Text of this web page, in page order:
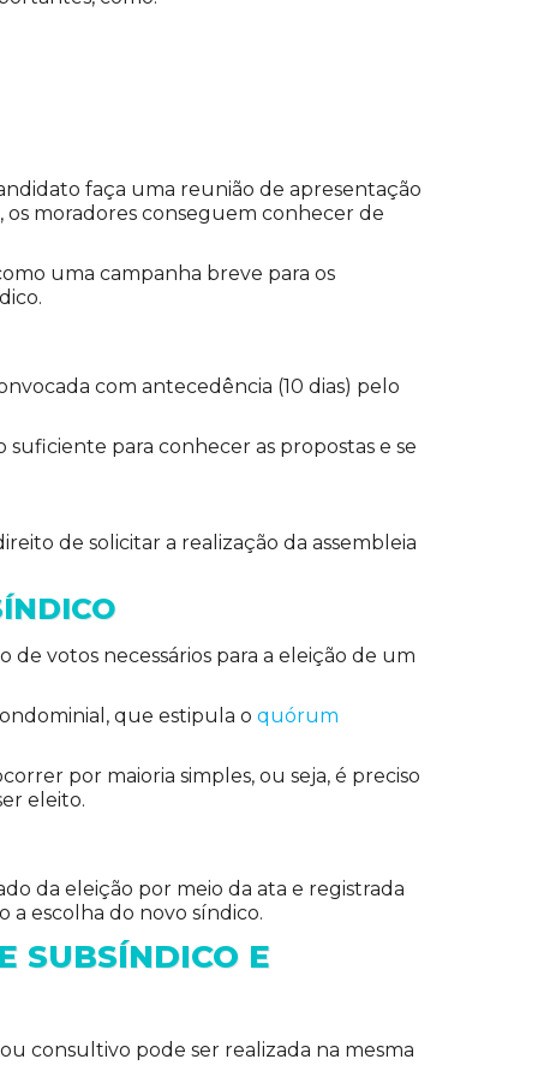
faça uma reunião de apresentação
os moradores conseguem conhecer de
uma campanha breve para os
com antecedência (10 dias) pelo
para conhecer as propostas e se
de solicitar a realização da assembleia
votos necessários para a eleição de um
que estipula o quórum
por maioria simples, ou seja, é preciso
eleito.
da eleição por meio da ata e registrada
a escolha do novo síndico.
SUBSÍNDICO E
consultivo pode ser realizada na mesma